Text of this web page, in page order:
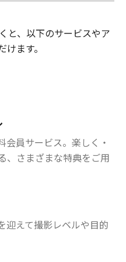
と、以下のサービスやア
ます。
会員サービス。楽しく・
、さまざまな特典をご用
迎えて撮影レベルや目的